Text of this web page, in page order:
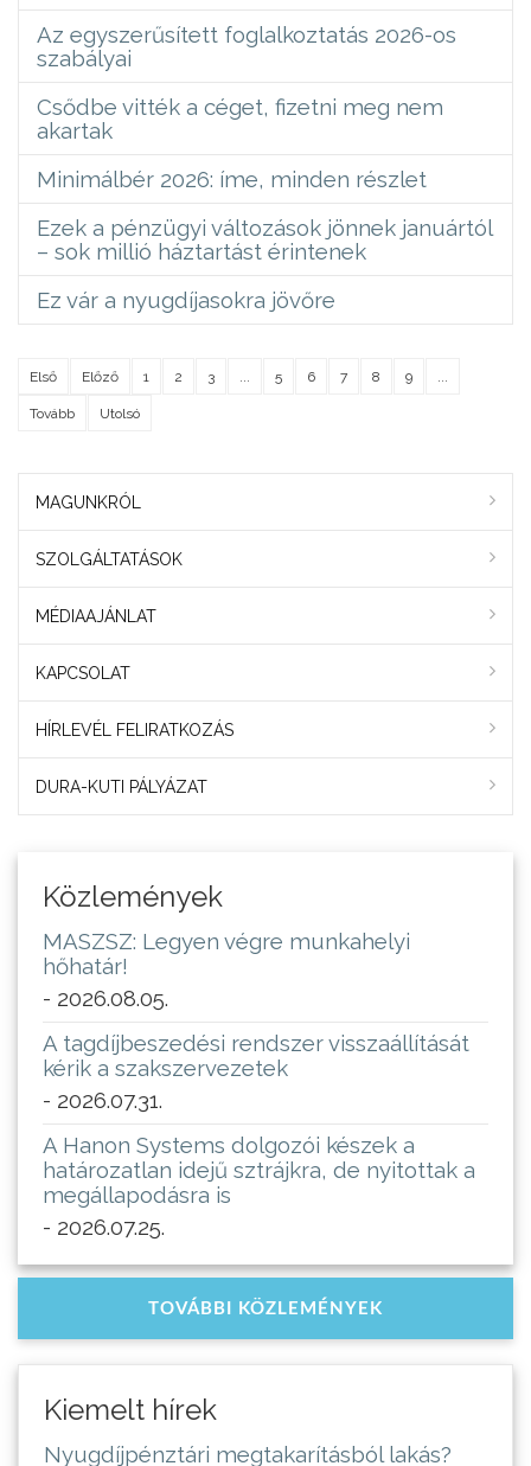
Az egyszerűsített foglalkoztatás 2026-os
szabályai
Csődbe vitték a céget, fizetni meg nem
akartak
Minimálbér 2026: íme, minden részlet
Ezek a pénzügyi változások jönnek januártól
– sok millió háztartást érintenek
Ez vár a nyugdíjasokra jövőre
Első Előző 1 2 3 ... 5 6 7 8 9 ...
Tovább Utolsó
MAGUNKRÓL
SZOLGÁLTATÁSOK
MÉDIAAJÁNLAT
KAPCSOLAT
HÍRLEVÉL FELIRATKOZÁS
DURA-KUTI PÁLYÁZAT
Közlemények
MASZSZ: Legyen végre munkahelyi
hőhatár!
- 2026.08.05.
A tagdíjbeszedési rendszer visszaállítását
kérik a szakszervezetek
- 2026.07.31.
A Hanon Systems dolgozói készek a
határozatlan idejű sztrájkra, de nyitottak a
megállapodásra is
- 2026.07.25.
TOVÁBBI KÖZLEMÉNYEK
Kiemelt hírek
Nyugdíjpénztári megtakarításból lakás?